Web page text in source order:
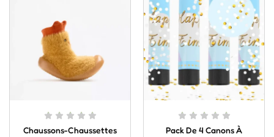
Chaussons-Chaussettes
Pack De 4 Canons À